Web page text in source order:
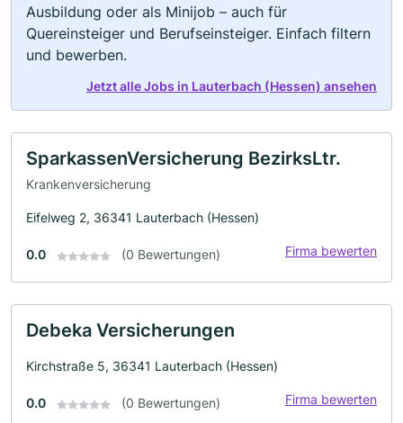
Ausbildung oder als Minijob – auch für
Quereinsteiger und Berufseinsteiger. Einfach filtern
und bewerben.
Jetzt alle Jobs in Lauterbach (Hessen) ansehen
SparkassenVersicherung BezirksLtr.
Krankenversicherung
Eifelweg 2, 36341 Lauterbach (Hessen)
0.0 (0 Bewertungen) Firma bewerten
Debeka Versicherungen
Kirchstraße 5, 36341 Lauterbach (Hessen)
0.0 (0 Bewertungen) Firma bewerten